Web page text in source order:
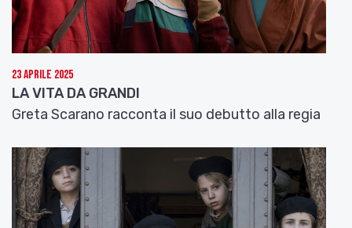
23 Aprile 2025
LA VITA DA GRANDI
Greta Scarano racconta il suo debutto alla regia